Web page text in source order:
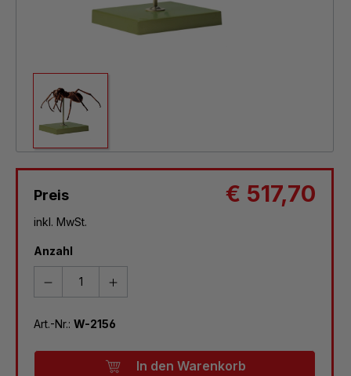
Preis € 517,70
inkl. MwSt.
Anzahl
Art.-Nr.: W-2156
In den Warenkorb